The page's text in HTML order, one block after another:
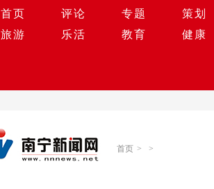
首页 评论 专题 策划
旅游
乐活 教育 健康
首页 > >